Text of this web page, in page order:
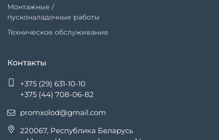
Монтажные /
пусконаладочные работы
Техническое обслуживание
Контакты
+375 (29) 631-10-10
+375 (44) 708-06-82
promxolod@gmail.com
220067, Республика Беларусь